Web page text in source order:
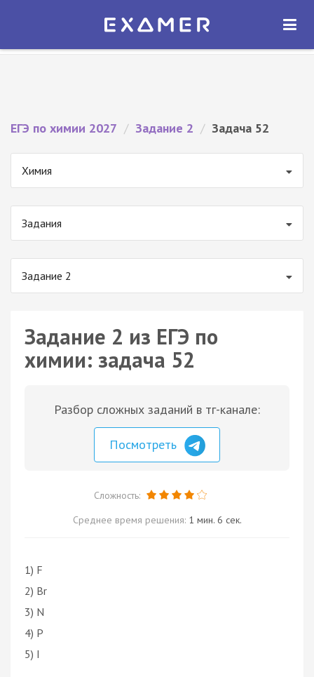
Экзамер — ЕГЭ 2027
ОТКРЫТЬ
ЕГЭ по химии 2027 / Задание 2 / Задача 52
Химия
Задания
Задание 2
Задание 2 из ЕГЭ по
химии: задача 52
Разбор сложных заданий в тг-канале:
Посмотреть
Сложность:
Среднее время решения: 1 мин. 6 сек.
1) F
2) Br
3) N
4) P
5) I